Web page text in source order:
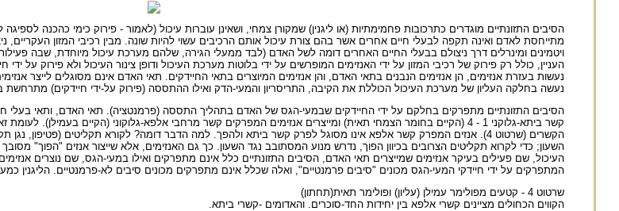
הסיבים התזונתיים מוגדרים כתרכובות פחמימתיות (או ליגנין) שמקורן צמחי, ושאינן עוברות עיכול (לאמור - פירוק כימי כהכנה
מתייחסת לאדם ואינה תקפה לבעלי חיים אחרים אשר בהם צורת עיכול אותם הרכיבים עשוי להיות שונה. מבין רכיבי המזון העקריים,
ויטמינים ומינרלים דרך ניצולם בבעלי החיים האחרים דומה לשל האדם (לבד ממעלי הגירה, שלהם מערכת עיכול מיוחדת, שבה פעילות
העניין, כולל רק פירוק של רכיבי המזון על ידי האנזימים המופרשים על ידי בלוטות מערכת העיכול ודופן צינור העיכול ולא פירוק על
נעשות בעזרת אנזימים, הן אנזימים הנבנים בתאי האדם, והן אנזימים המיוצרים בתאי החיידקים. תאי האדם אינם מסוגלים לייצר
נעשה בחלקה העליון של מערכת העיכול הכוללת את הקיבה, התריסריון והמעי-הדק ואילו ההתססה (פירוק על-ידי חיידקים) מתרחשת
הסיבים התזונתיים מתפרקים בחלקם על ידי החיידקים שבמעי-הגס של האדם בתהליך התססה (פרמנטציה). תאי האדם, ותאי בעלי
קשר ביתא-גלוקני 1 - 4 (הקיים בחומר הצמחי תאית) ומייצרים אנזימים המפרקים קשר מרחבי אלפא-גלוקוני (הקיים בעמילן).
הקשרים (שרטוט 4). אנזים המפרק קשר אלפא אינו מסוגל לפרק קשר ביתא ולהפך. למה הדבר דומה? לקורא תקליטים (פטיפון,
השעון; כדי לקרוא תקליטים הצרובים בכיוון הפוך, נדרש מנוע המסתובב נגד השעון. כך גם האנזימים, אלא שייצור אנזים "הפוך"
העיכול, שם פעילים בעיקר אנזימים שמייצרים תאי האדם, הסיבים התזונתיים כלל אינם מתפרקים ואילו במעי-הגס, שם נוצרים
המתפרקים על ידי חיידקי המעי-הגס מכונים "סיבים פרמנטיים", ואלה שכלל אינם מתפרקים מכונים סיבים לא-פרמנטיים. הליגנין
שרטוט 4 - קטעים מפולימר עמילן (עליון) ופולימר תאית(תחתון)
הקווים הכחולים מציינים קשרי אלפא בין יחידות החד-סוכרים. והאדומים -קשרי ביתא.